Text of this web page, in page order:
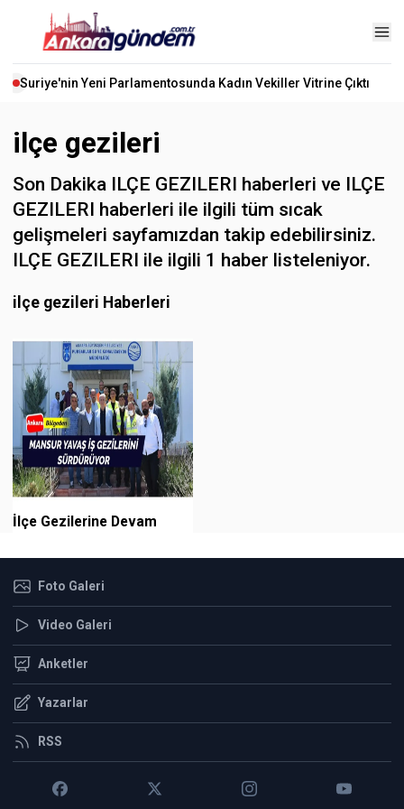
Suriye'nin Yeni Parlamentosunda Kadın Vekiller Vitrine Çıktı
ilçe gezileri
Son Dakika ILÇE GEZILERI haberleri ve ILÇE
GEZILERI haberleri ile ilgili tüm sıcak
gelişmeleri sayfamızdan takip edebilirsiniz.
ILÇE GEZILERI ile ilgili 1 haber listeleniyor.
ilçe gezileri Haberleri
İlçe Gezilerine Devam
Foto Galeri
Video Galeri
Anketler
Yazarlar
RSS